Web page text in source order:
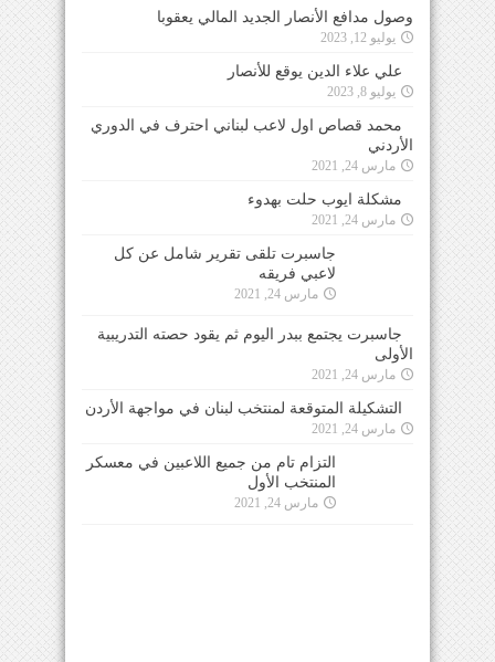
وصول مدافع الأنصار الجديد المالي يعقوبا
يوليو 12, 2023
علي علاء الدين يوقع للأنصار
يوليو 8, 2023
محمد قصاص اول لاعب لبناني احترف في الدوري
الأردني
مارس 24, 2021
مشكلة ايوب حلت بهدوء
مارس 24, 2021
جاسبرت تلقى تقرير شامل عن كل لاعبي فريقه
جاسبرت يجتمع ببدر اليوم ثم يقود حصته التدريبية
مارس 24, 2021
التشكيلة المتوقعة لمنتخب لبنان في مواجهة الأردن
التزام تام من جميع اللاعبين في معسكر المنتخب